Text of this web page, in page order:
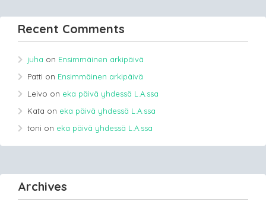
Recent Comments
juha on Ensimmäinen arkipäivä
Patti on Ensimmäinen arkipäivä
Leivo on eka päivä yhdessä L.A.ssa
Kata on eka päivä yhdessä L.A.ssa
toni on eka päivä yhdessä L.A.ssa
Archives